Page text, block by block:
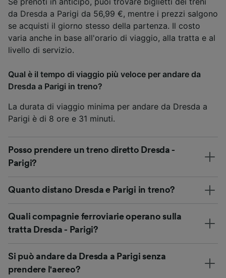
da Dresda a Parigi da 56,99 €, mentre i prezzi salgono
se acquisti il giorno stesso della partenza. Il costo
varia anche in base all'orario di viaggio, alla tratta e al
livello di servizio.
Qual è il tempo di viaggio più veloce per andare da
Dresda a Parigi in treno?
La durata di viaggio minima per andare da Dresda a
Parigi è di 8 ore e 31 minuti.
Posso prendere un treno diretto Dresda -
Parigi?
Quanto distano Dresda e Parigi in treno?
Quali compagnie ferroviarie operano sulla
tratta Dresda - Parigi?
Si può andare da Dresda a Parigi senza
prendere l'aereo?